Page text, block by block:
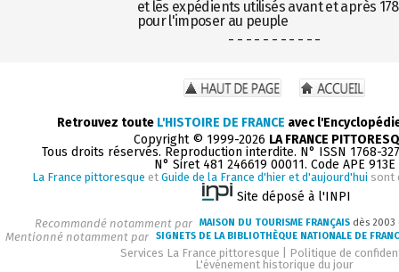
et les expédients utilisés avant et après
pour l'imposer au peuple
- - - - - - - - - - -
Retrouvez toute L'HISTOIRE DE FRANCE avec
Copyright © 1999-2026 LA FRANCE
Tous droits réservés. Reproduction interdite. N° ISSN 1768-
N° Siret 481 246619 00011. Code APE 913E
La France pittoresque et Guide de la France d'hier et d'aujourd'hui sont
Site déposé à l'INPI
Recommandé notamment par MAISON DU TOURISME FRANÇAIS dès
Mentionné notamment par SIGNETS DE LA BIBLIOTHÈQUE NATIONALE DE
Services La France pittoresque
Politique de
L'événement historique du jour